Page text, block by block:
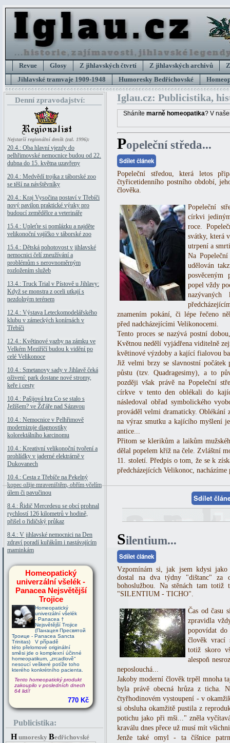
Revue Glosy Z jihlavských čtvrtí Z jihlavských archivů
Jihlavské tramvaje 1909-1948
Humoresky Bedřichovské
Denní zpravodajství:
Nejstarší regionální deník (zal. 1996):
20.4.: Oba hlavní vjezdy do
pelhřimovské nemocnice budou od 22.
dubna do 15. května uzavřeny
20.4.: Medvědí trojka z táborské zoo
se těší na návštěvníky
20.4.: Kraj Vysočina postaví v Třebíči
nový pavilon praktické výuky pro
budoucí zemědělce a veterináře
15.4.: Upleťte si pomlázku a najděte
velikonoční vajíčko v táborské zoo
15.4.: Dětská pohotovost v jihlavské
nemocnici čelí zneužívání a
problémům s nerovnoměrným
rozložením služeb
13.4.: Truck Trial v Pístově u Jihlavy:
Když se monstra z oceli utkají s
nezdolným terénem
12.4.: Výstava Leteckomodelářského
klubu v zámeckých konírnách v
Třebíči
12.4.: Květinové vazby na zámku ve
Velkém Meziříčí budou k vidění po
celé Velikonoce
10.4.: Smetanovy sady v Jihlavě čeká
oživení: park dostane nové stromy,
keře i cesty
10.4.: Pašijová hra Co se stalo s
Ježíšem? ve Žďáře nad Sázavou
10.4.: Nemocnice v Pelhřimově
modernizuje diagnostiky
kolorektálního karcinomu
10.4.: Kreativní velikonoční tvoření a
prohlídky v jaderné elektrárně v
Dukovanech
10.4.: Cesta z Třebíče na Pekelný
kopec ožije mraveništěm, obřím včelím
úlem či pavučinou
8.4.: Řidič Mercedesu se obcí prohnal
rychlostí 126 kilometrů v hodině,
přišel o řidičský průkaz
8.4.: V jihlavské nemocnici na Den
zdraví poradí kuřákům i nastávajícím
maminkám
Homeopatický
univerzální všelék -
Panacea Nejsvětější
Trojice
Homeopatický
univerzální všelék
- Panacea †
Nejsvětější Trojice
(Панацея Пресвятой
Троице - Panacea Sancta
Trinitas) V případě
této přelomové originální
směsi jde o komplexní účinné
homeopatikum, „zrcadlově“
nesoucí veškeré potíže toho
kterého konkrétního pacienta.
Tento homeopatický produkt
zakoupilo v posledních dnech
64 lidí!
770 Kč
Publicistika:
H umoresky Bedřichovské
Iglau.cz: Publicistika,
Sháníte marně homeopatika? V
Popeleční středa...
Sdílet článek
Popeleční středou, která letos
čtyřicetidenního postního období,
člověka.
Popeleční
církvi
roce.
svátky, která
utrpení a
Na
udělován
popel vždy
znamením pokání, či lépe řečeno
před nadcházejícími Velikonocemi.
Tento proces se nazývá postní
Květnou nedělí vyjádřena viditelně
květinové výzdoby a kající fialovou
Již velmi brzy se slavnostní počátek
půstu (tzv. Quadragesimy), a to
později však právě na Popeleční
církve v tento den oblékali do
následoval obřad symbolického
prováděl velmi dramaticky. Oblékání
na výraz smutku a kajícího myšlení
antice...
Přitom se klerikům a laikům
dělal popelem kříž na čele. Zvláštní
11. století. Předpis o tom, že se k
předcházejících Velikonoc,
Sdílet
Silentium...
Sdílet článek
Vzpomínám si, jak jsem kdysi jako
dostal na dva týdny "dištanc" za
bohoslužbou. Na stěnách tam totiž
"SILENTIUM - TICHO".
Čas od času
zpravidla
popovídat
člověk vrací
totiž skoro
alespoň
neposlouchá...
Jakoby moderní člověk trpěl mnoha
byla právě obecná hrůza z ticha.
čtyřhodinovém vystoupení - v
si obsluha okamžitě pustila z
potichu jako při mši..." zněla
kraválu dnes přece už musí mít
Jenže také omyl - ta číšnice